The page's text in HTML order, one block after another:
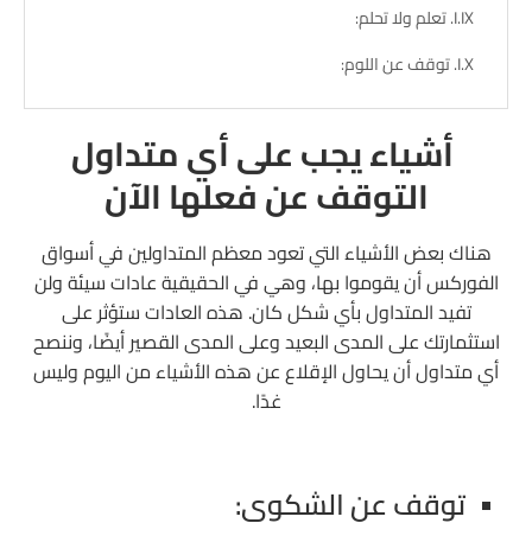
تعلم ولا تحلم:
توقف عن اللوم:
أشياء يجب على أي متداول
التوقف عن فعلها الآن
هناك بعض الأشياء التي تعود معظم المتداولين في أسواق
الفوركس أن يقوموا بها، وهي في الحقيقية عادات سيئة ولن
تفيد المتداول بأي شكل كان. هذه العادات ستؤثر على
استثمارتك على المدى البعيد وعلى المدى القصير أيضًا، وننصح
أي متداول أن يحاول الإقلاع عن هذه الأشياء من اليوم وليس
غدًا.
توقف عن الشكوى: